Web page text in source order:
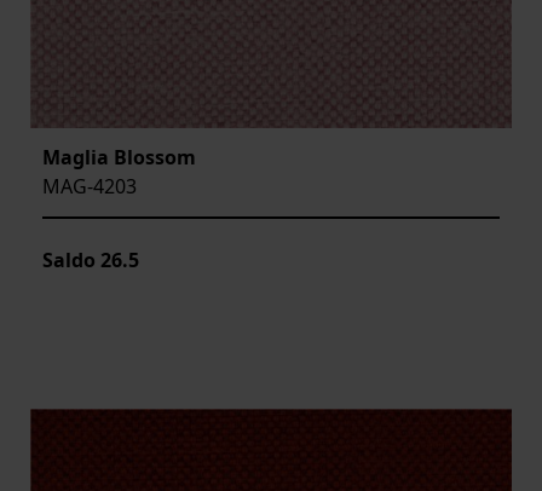
Maglia Blossom
MAG-4203
Saldo 26.5